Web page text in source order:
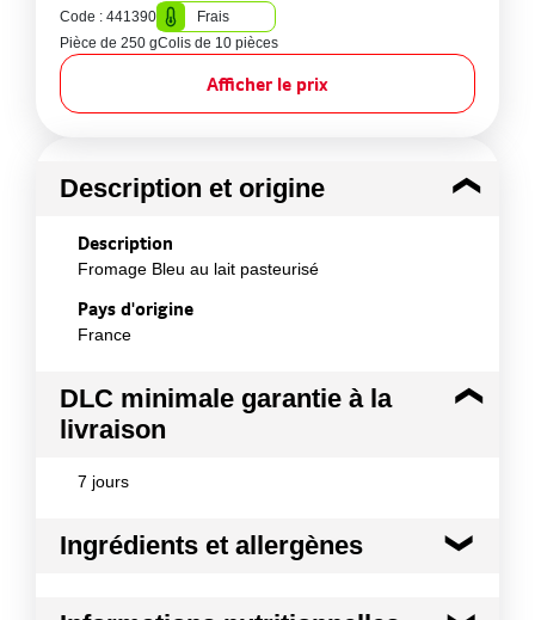
Code : 441390
Frais
Pièce de 250 gColis de 10 pièces
Afficher le prix
Description et origine
Description
Fromage Bleu au lait pasteurisé
Pays d'origine
France
DLC minimale garantie à la
livraison
7 jours
Ingrédients et allergènes